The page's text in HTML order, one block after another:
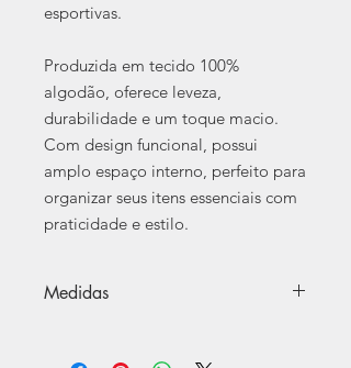
esportivas.
Produzida em tecido 100%
algodão, oferece leveza,
durabilidade e um toque macio.
Com design funcional, possui
amplo espaço interno, perfeito para
organizar seus itens essenciais com
praticidade e estilo.
Medidas
Possui 38cm de alça.